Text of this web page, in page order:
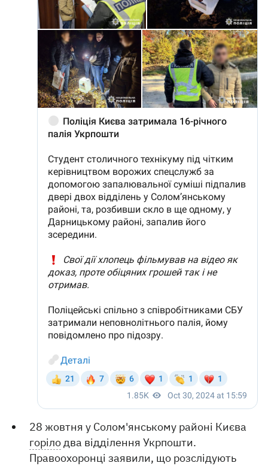
28 жовтня у Солом'янському районі Києва
горілодва відділення Укрпошти.
Правоохоронці заявили, що розслідують